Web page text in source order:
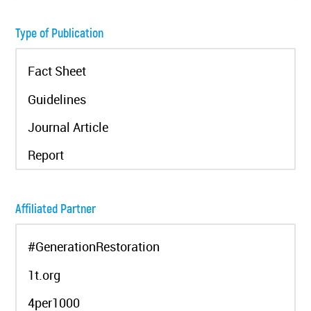
Type of Publication
Affiliated Partner